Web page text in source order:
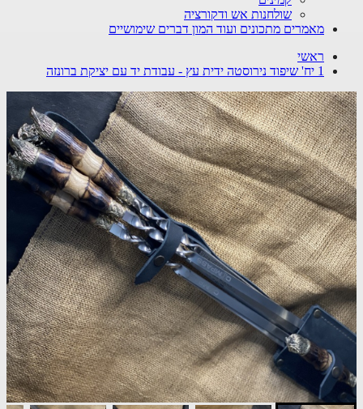
שולחנות אש ודקורציה
מאמרים מתכונים ועוד המון דברים שימושיים
ראשי